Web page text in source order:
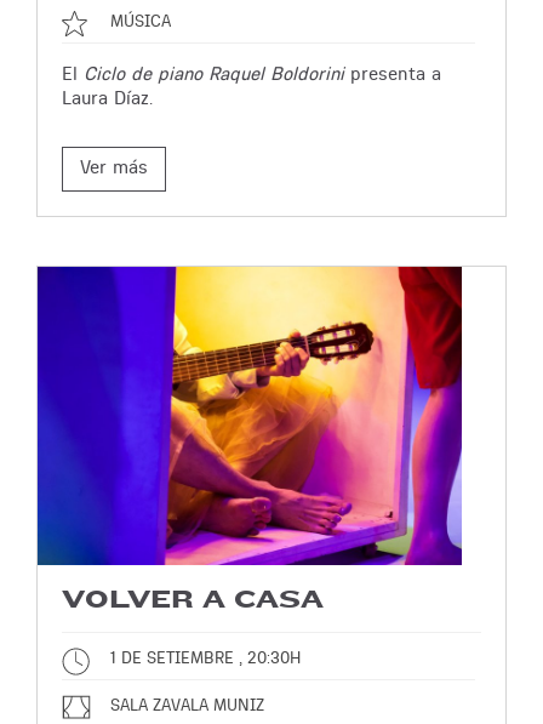
MÚSICA
El Ciclo de piano Raquel Boldorinipresenta a
Laura Díaz.
Ver más
VOLVER A CASA
1 DE SETIEMBRE , 20:30H
SALA ZAVALA MUNIZ